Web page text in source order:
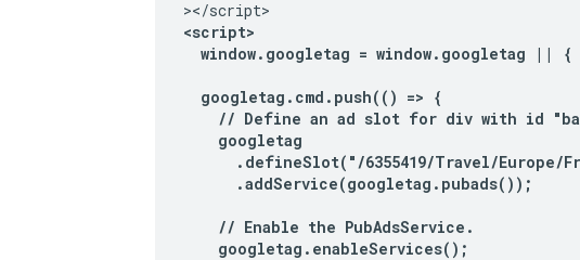
  <script>
window.googletag = window.googletag || {
    googletag.cmd.push(() => {
// Define an ad slot for div with id
      googletag
.defineSlot("/6355419/Travel/Europe/
        .addService(googletag.pubads());
      // Enable the PubAdsService.
      googletag.enableServices();